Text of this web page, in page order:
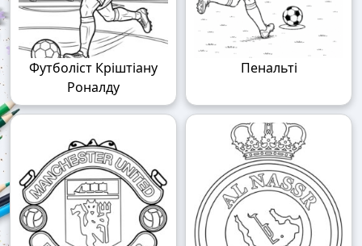
Футболіст Кріштіану
Роналду
Пенальті